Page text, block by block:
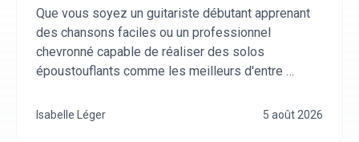
Que vous soyez un guitariste débutant apprenant
des chansons faciles ou un professionnel
chevronné capable de réaliser des solos
époustouflants comme les meilleurs d'entre …
Isabelle Léger 5 août 2026